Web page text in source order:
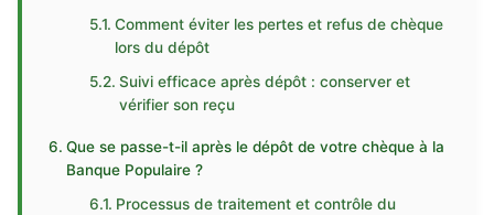
Comment éviter les pertes et refus de chèque
lors du dépôt
Suivi efficace après dépôt : conserver et
vérifier son reçu
Que se passe-t-il après le dépôt de votre chèque à la
Banque Populaire ?
Processus de traitement et contrôle du